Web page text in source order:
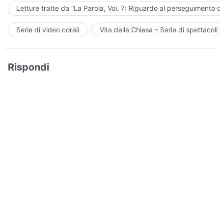
Letture tratte da “La Parola, Vol. 7: Riguardo al perseguimento
Serie di video corali Vita della Chiesa – Serie di
Rispondi